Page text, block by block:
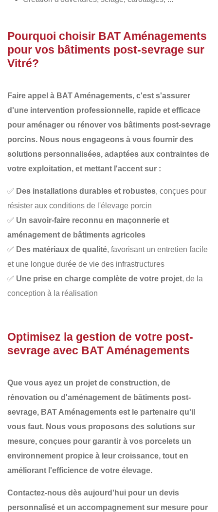
Pourquoi choisir BAT Aménagements
pour vos bâtiments post-sevrage sur
Vitré?
Faire appel à BAT Aménagements, c'est s'assurer
d'une intervention professionnelle, rapide et efficace
pour aménager ou rénover vos bâtiments post-sevrage
porcins. Nous nous engageons à vous fournir des
solutions personnalisées, adaptées aux contraintes de
votre exploitation, et mettant l'accent sur :
✅ Des installations durables et robustes, conçues pour
résister aux conditions de l'élevage porcin
✅ Un savoir-faire reconnu en maçonnerie et
aménagement de bâtiments agricoles
✅ Des matériaux de qualité, favorisant un entretien facile
et une longue durée de vie des infrastructures
✅ Une prise en charge complète de votre projet, de la
conception à la réalisation
Optimisez la gestion de votre post-
sevrage avec BAT Aménagements
Que vous ayez un projet de construction, de
rénovation ou d'aménagement de bâtiments post-
sevrage, BAT Aménagements est le partenaire qu'il
vous faut. Nous vous proposons des solutions sur
mesure, conçues pour garantir à vos porcelets un
environnement propice à leur croissance, tout en
améliorant l'efficience de votre élevage.
Contactez-nous dès aujourd'hui pour un devis
personnalisé et un accompagnement sur mesure pour